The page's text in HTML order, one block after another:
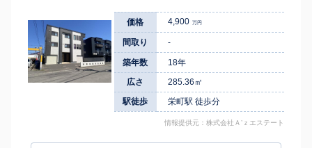
価格 4,900 万円
間取り -
築年数
18年
広さ
285.36㎡
駅徒歩
栄町駅 徒歩分
情報提供元：株式会社Ａ’ｚエステート